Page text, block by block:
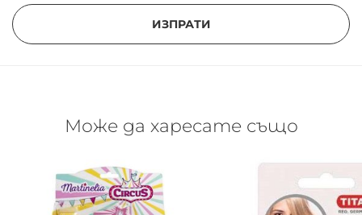
ИЗПРАТИ
Може да харесате също